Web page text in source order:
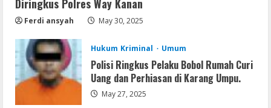
4
Microsoft Office Auto-Activated
.tо𝚛𝚛еnt
Serialers
FL Studio Portable + License Key
[Patch] (x86x64) Stable Unlimited
Diringkus Polres Way Kanan
Ferdi ansyah May 30, 2025
Hukum Kriminal Umum
Polisi Ringkus Pelaku Bobol Rumah Curi
Uang dan Perhiasan di Karang Umpu.
May 27, 2025